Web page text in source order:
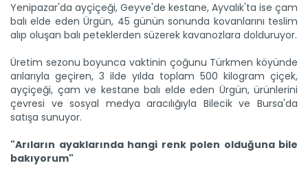
Yenipazar'da ayçiçeği, Geyve'de kestane, Ayvalık'ta ise çam
balı elde eden Ürgün, 45 günün sonunda kovanlarını teslim
alıp oluşan balı peteklerden süzerek kavanozlara dolduruyor.
Üretim sezonu boyunca vaktinin çoğunu Türkmen köyünde
arılarıyla geçiren, 3 ilde yılda toplam 500 kilogram çiçek,
ayçiçeği, çam ve kestane balı elde eden Ürgün, ürünlerini
çevresi ve sosyal medya aracılığıyla Bilecik ve Bursa'da
satışa sunuyor.
"Arıların ayaklarında hangi renk polen olduğuna bile
bakıyorum"
Samsun'un coğrafi işaretli...
Samsun'un Salıpazarı ilçesinde coğrafi işaret tescilli
kestane...
Devamını Oku ->